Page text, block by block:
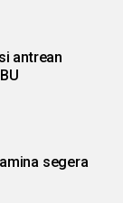
antrean
segera